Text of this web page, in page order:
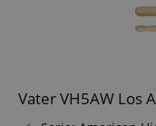
Vater VH5AW Los